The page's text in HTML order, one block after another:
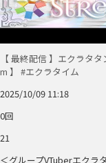
【 最終配信 】エクラタ
m 】 #エクラタイム
2025/10/09 11:18
0回
21
＜グループVTuberエクラ